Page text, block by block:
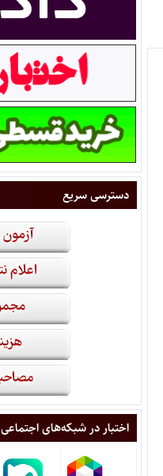
دسترسی سریع
اختبار در شبکه‌های اجتماعی